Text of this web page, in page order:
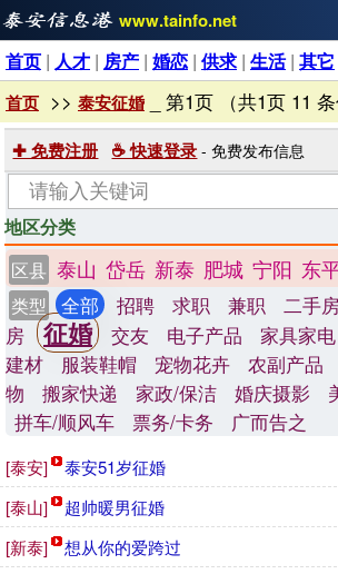
www.tainfo.net
首页 | 人才 | 房产 | 婚恋 | 供求| 生活| 其它
首页 >> 泰安征婚_ 第1页 （共1页 11 条
✚ 免费注册 ☕ 快速登录 - 免费发布信息
地区分类
区县 泰山 岱岳 新泰 肥城 宁阳 东
类型 全部 招聘 求职 兼职 二手
房
征婚 交友 电子产品 家具家电
建材
服装鞋帽 宠物花卉 农副产品
物
搬家快递 家政/保洁 婚庆摄影
拼车/顺风车
票务/卡务 广而告之
[泰安] 泰安51岁征婚
[泰山] 超帅暖男征婚
[新泰] 想从你的爱跨过